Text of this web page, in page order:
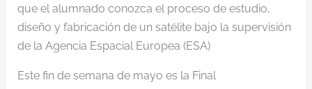
que el alumnado conozca el proceso de estudio,
diseño y fabricación de un satélite bajo la supervisión
de la Agencia Espacial Europea (ESA)
Este fin de semana de mayo es la Final